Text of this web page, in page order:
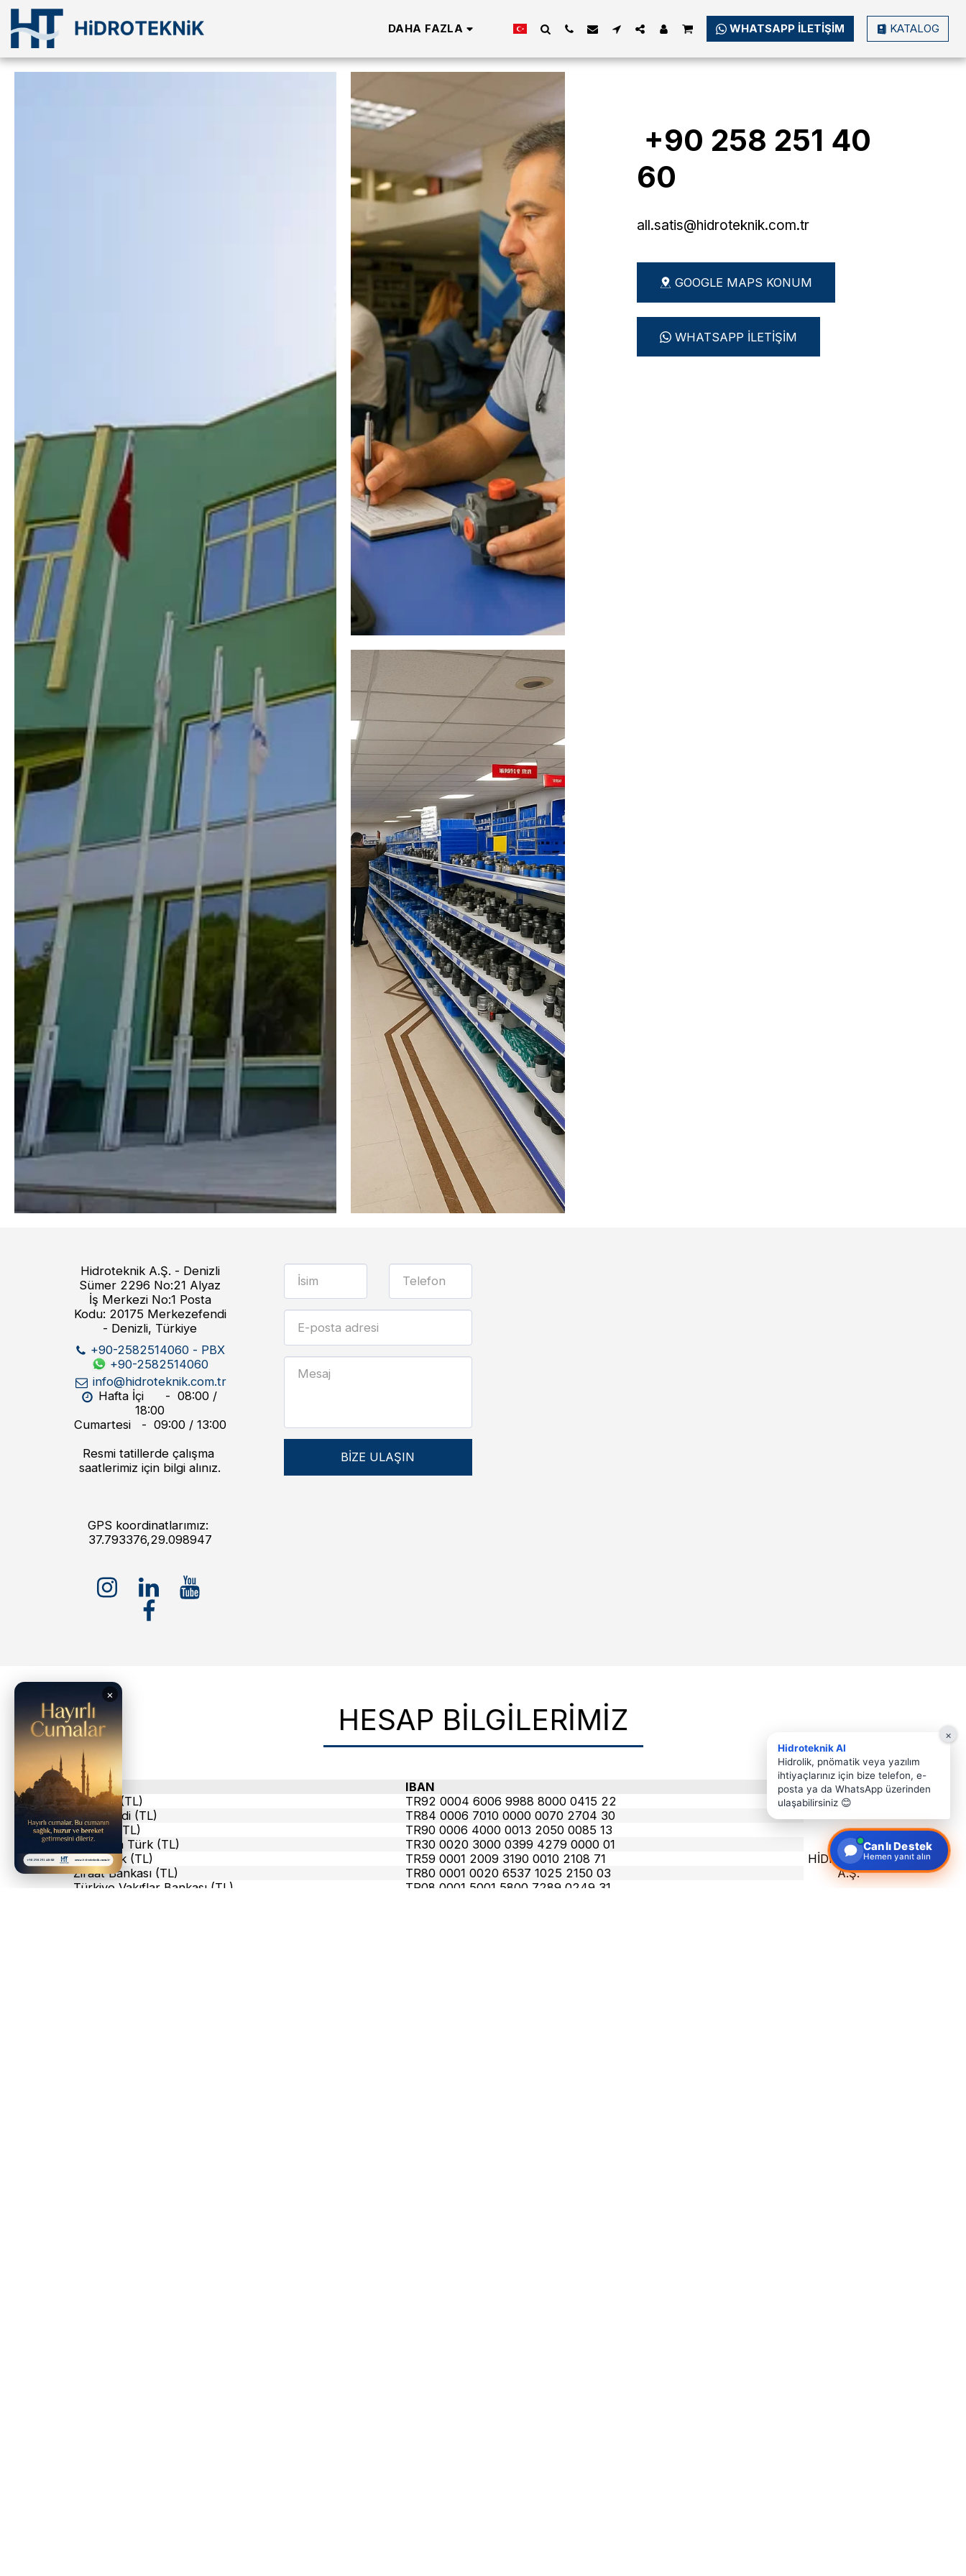
DAHA FAZLA WHATSAPP ILETIŞIM KATALOG
+90 258 251 40
60
all.satis@hidroteknik.com.tr
GOOGLE MAPS KONUM
WHATSAPP İLETİŞİM
Hidroteknik A.Ş. - Denizli
Sümer 2296 No:21 Alyaz
İş Merkezi No:1 Posta
Kodu: 20175 Merkezefendi
- Denizli, Türkiye
+90-2582514060 - PBX
+90-2582514060
info@hidroteknik.com.tr
Hafta İçi      -  08:00 /
18:00
Cumartesi   -  09:00 / 13:00
Resmi tatillerde çalışma
saatlerimiz için bilgi alınız.
GPS koordinatlarımız:
37.793376,29.098947
BIZE ULAŞIN
HESAP BILGILERIMIZ
Banka IBAN
Hesap Sahibi
Akbank (TL)
TR92 0004 6006 9988 8000 0415 22
HİDROTEKNİK
A.Ş.
Yapı Kredi (TL)
TR84 0006 7010 0000 0070 2704 30
İş Bank (TL)
TR90 0006 4000 0013 2050 0085 13
Albaraka Türk (TL)
TR30 0020 3000 0399 4279 0000 01
Halkbank (TL)
TR59 0001 2009 3190 0010 2108 71
Ziraat Bankası (TL)
TR80 0001 0020 6537 1025 2150 03
Türkiye Vakıflar Bankası (TL)
TR08 0001 5001 5800 7289 0249 31
×
Hidroteknik AI
Hidrolik, pnömatik veya yazılım
ihtiyaçlarınız için bize telefon, e-
posta ya da WhatsApp üzerinden
ulaşabilirsiniz 😊
Canlı Destek
Hemen yanıt alın